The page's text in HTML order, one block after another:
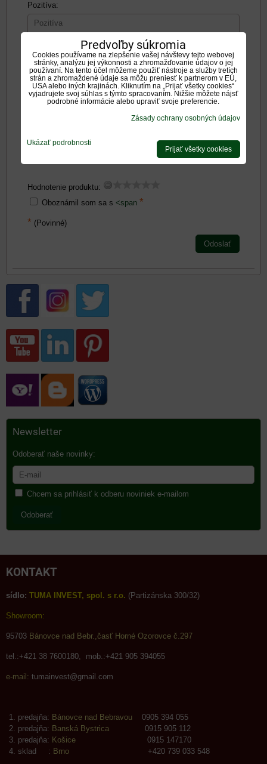
Pozitíva:
Negatíva:
Zadajte prosím hodnotenie, výhody alebo zápory - aspoň
Hodnotenie produktu:
Oboznámil som sa s <span *
* (Povinné)
Odoslať
Newsletter
Odoberať naše novinky:
Chcem sa prihlásiť k odberu noviniek e-mailom
Odoberať
KONTAKT
sídlo: TUMA INVEST, spol. s r.o. (Partizánska 300/32)
Showroom:
95703 Bánovce nad Bebr.,časť Horné Ozorovce č.297
tel.:+421 38 7600180, mob.:+421 905 394055
e-mail: tumainvest@gmail.com
predajňa: Bánovce nad Bebravou 0905 394 055
predajňa: Banská Bystrica 0915 905 112
predajňa: Košice 0915 147170
sklad : Brno +420 739 033 548
Predvoľby súkromia
Cookies používame na zlepšenie vašej návštevy tejto webovej
stránky, analýzu jej výkonnosti a zhromažďovanie údajov o jej
používaní. Na tento účel môžeme použiť nástroje a služby tretích
strán a zhromaždené údaje sa môžu preniesť k partnerom v EÚ,
USA alebo iných krajinách. Kliknutím na „Prijať všetky cookies“
vyjadrujete svoj súhlas s týmto spracovaním. Nižšie môžete nájsť
podrobné informácie alebo upraviť svoje preferencie.
Zásady ochrany osobných údajov
Ukázať podrobnosti
Prijať všetky cookies